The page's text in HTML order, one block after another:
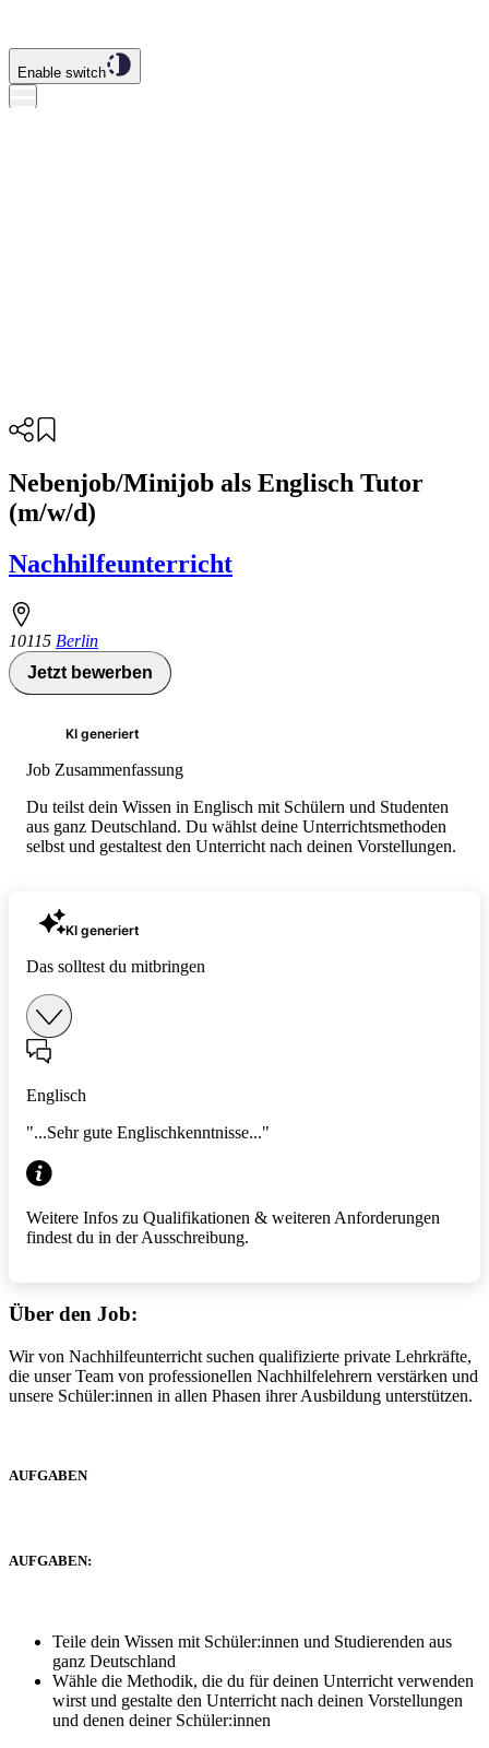
Enable switch
Nebenjob/Minijob als Englisch Tutor
(m/w/d)
Nachhilfeunterricht
10115 Berlin
Jetzt bewerben
KI generiert
Job Zusammenfassung
Du teilst dein Wissen in Englisch mit Schülern und Studenten
aus ganz Deutschland. Du wählst deine Unterrichtsmethoden
selbst und gestaltest den Unterricht nach deinen Vorstellungen.
KI generiert
Das solltest du mitbringen
Englisch
"...Sehr gute Englischkenntnisse..."
Weitere Infos zu Qualifikationen & weiteren Anforderungen
findest du in der Ausschreibung.
Über den Job:
Wir von Nachhilfeunterricht suchen qualifizierte private Lehrkräfte,
die unser Team von professionellen Nachhilfelehrern verstärken und
unsere Schüler:innen in allen Phasen ihrer Ausbildung unterstützen.
AUFGABEN
AUFGABEN:
Teile dein Wissen mit Schüler:innen und Studierenden aus
ganz Deutschland
Wähle die Methodik, die du für deinen Unterricht verwenden
wirst und gestalte den Unterricht nach deinen Vorstellungen
und denen deiner Schüler:innen